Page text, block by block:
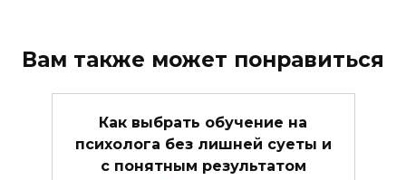
Вам также может понравиться
Как выбрать обучение на
психолога без лишней суеты и
с понятным результатом